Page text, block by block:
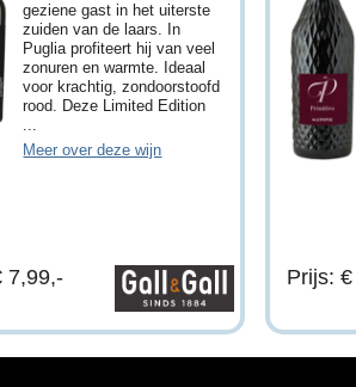
geziene gast in het uiterste
zuiden van de laars. In
Puglia profiteert hij van veel
zonuren en warmte. Ideaal
voor krachtig, zondoorstoofd
rood. Deze Limited Edition
...
Meer over deze wijn
7,99,- Prijs: